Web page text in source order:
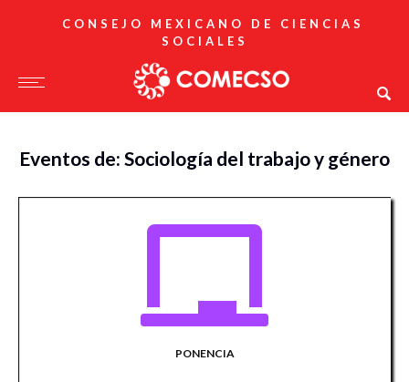
CONSEJO MEXICANO DE CIENCIAS
SOCIALES
Eventos de: Sociología del trabajo y género
PONENCIA